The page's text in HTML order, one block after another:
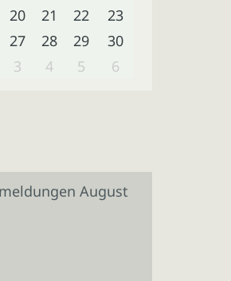
20 21 22
23
27 28 29
30
3 4 5 6
August